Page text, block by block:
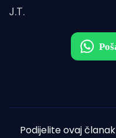
J.T.
Podijelite ovaj članak